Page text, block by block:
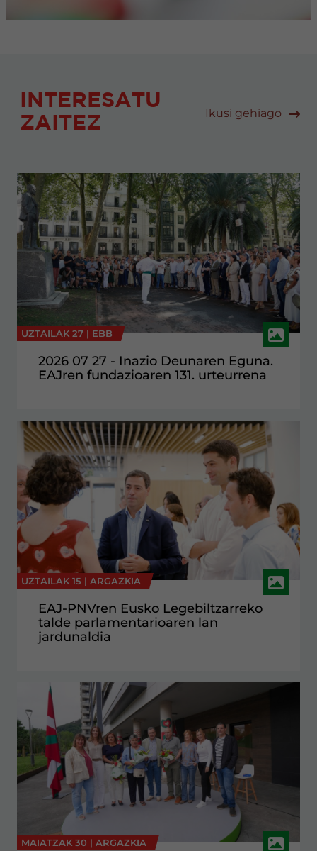
INTERESATU
ZAITEZ
Ikusi gehiago
UZTAILAK 27 | EBB
2026 07 27 - Inazio Deunaren Eguna.
EAJren fundazioaren 131. urteurrena
UZTAILAK 15 | ARGAZKIA
EAJ-PNVren Eusko Legebiltzarreko
talde parlamentarioaren lan
jardunaldia
MAIATZAK 30 | ARGAZKIA